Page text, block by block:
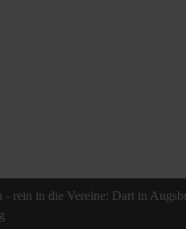
rein in die Vereine: Dart in